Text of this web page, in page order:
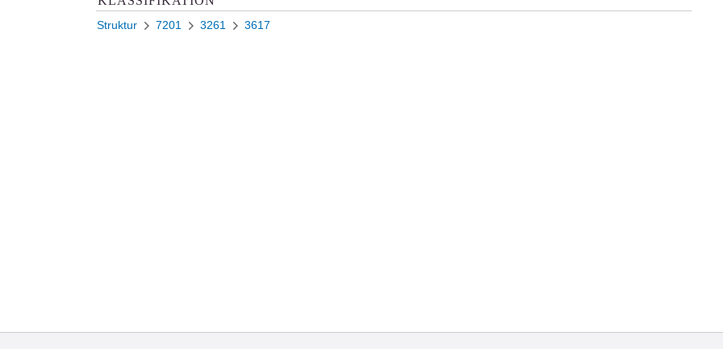
Struktur 7201 3261 3617